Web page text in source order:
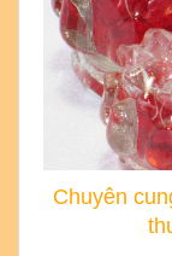
Chuyên